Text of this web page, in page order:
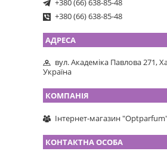
+380 (66) 638-85-48
вул. Академіка Павлова 271,
Україна
Інтернет-магазин